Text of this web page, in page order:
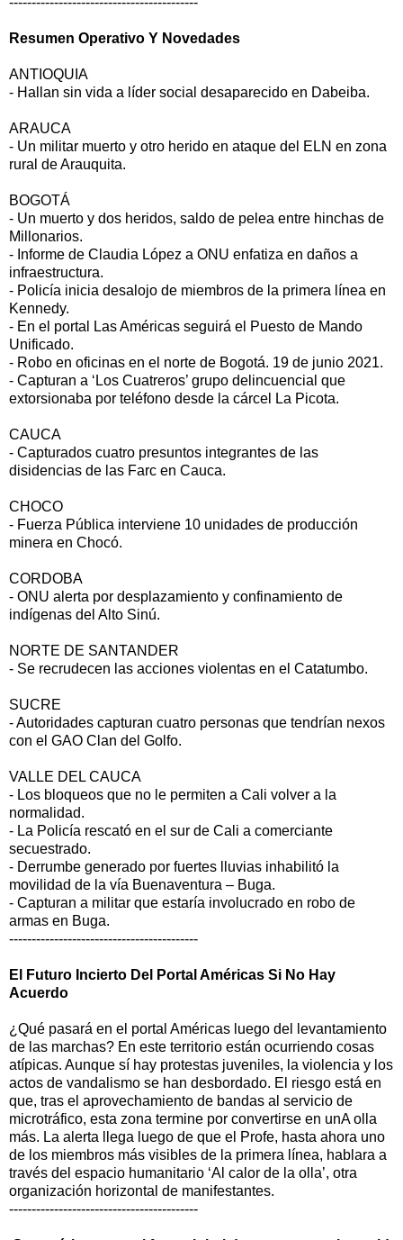
Resumen Operativo Y Novedades
ANTIOQUIA
- Hallan sin vida a líder social desaparecido en Dabeiba.
ARAUCA
- Un militar muerto y otro herido en ataque del ELN en zona
rural de Arauquita.
BOGOTÁ
- Un muerto y dos heridos, saldo de pelea entre hinchas de
Millonarios.
- Informe de Claudia López a ONU enfatiza en daños a
infraestructura.
- Policía inicia desalojo de miembros de la primera línea en
Kennedy.
- En el portal Las Américas seguirá el Puesto de Mando
Unificado.
- Robo en oficinas en el norte de Bogotá. 19 de junio 2021.
- Capturan a ‘Los Cuatreros’ grupo delincuencial que
extorsionaba por teléfono desde la cárcel La Picota.
CAUCA
- Capturados cuatro presuntos integrantes de las
disidencias de las Farc en Cauca.
CHOCO
- Fuerza Pública interviene 10 unidades de producción
minera en Chocó.
CORDOBA
- ONU alerta por desplazamiento y confinamiento de
indígenas del Alto Sinú.
NORTE DE SANTANDER
- Se recrudecen las acciones violentas en el Catatumbo.
SUCRE
- Autoridades capturan cuatro personas que tendrían nexos
con el GAO Clan del Golfo.
VALLE DEL CAUCA
- Los bloqueos que no le permiten a Cali volver a la
normalidad.
- La Policía rescató en el sur de Cali a comerciante
secuestrado.
- Derrumbe generado por fuertes lluvias inhabilitó la
movilidad de la vía Buenaventura – Buga.
- Capturan a militar que estaría involucrado en robo de
armas en Buga.
------------------------------------------
El Futuro Incierto Del Portal Américas Si No Hay
Acuerdo
¿Qué pasará en el portal Américas luego del levantamiento
de las marchas? En este territorio están ocurriendo cosas
atípicas. Aunque sí hay protestas juveniles, la violencia y los
actos de vandalismo se han desbordado. El riesgo está en
que, tras el aprovechamiento de bandas al servicio de
microtráfico, esta zona termine por convertirse en unA olla
más. La alerta llega luego de que el Profe, hasta ahora uno
de los miembros más visibles de la primera línea, hablara a
través del espacio humanitario ‘Al calor de la olla’, otra
organización horizontal de manifestantes.
------------------------------------------